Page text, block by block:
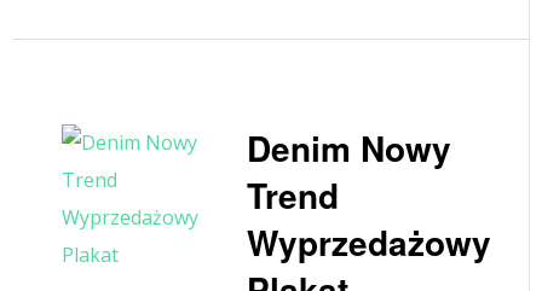
Denim Nowy
Trend
Wyprzedażowy